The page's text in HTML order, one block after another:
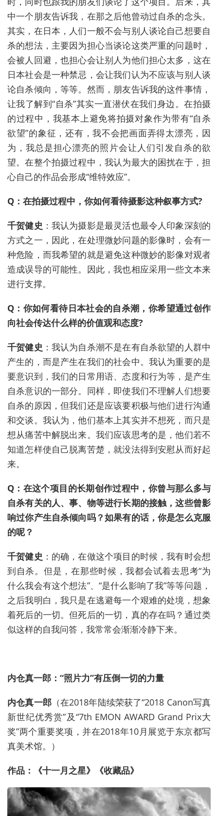
中一个朋友告诉我，在那之后他曾动过自杀的念头。
其实，在日本，人们一般不会与别人谈论自己想要自
杀的想法，主要因为担心当谈论这类严重的问题时，
会被人回避，也担心会让别人为他们担心太多，这在
日本社会是一种禁忌，会让我们认为不应该与别人谈
论自杀倾向，等等。然而，朋友告诉我的这件事情，
让我了解到“自杀”其实一直潜伏在我们身边。在拍摄
的过程中，我基本上避免将拍摄对象作为带有“自杀
欲望”的象征，还有，我不会把画面弄得太漂亮，因
为，我总是担心漂亮的照片会让人们引发自杀的欲
望。在整个拍摄过程中，我认为最大的困扰在于，担
心自己的作品会形成“维特效应”。
Q：在拍摄过程中，你如何看待摄影这种叙事方式?
千贺健史 ：我认为摄影是最灵活也最令人印象深刻的
方式之一，因此，在处理微妙问题的影像时，会有一
种危险，而我希望的就是避免这种微妙的影像对观者
造成误导的可能性。因此，我也相应采用一些文本来
进行支撑。
Q：你如何看待日本社会的自杀潮，你希望通过创作
向社会传达什么样的价值观和态度?
千贺健史 ：我认为自杀潮不是在有自杀欲望的人群中
产生的，而是产生在我们的社会中。我认为重要的是
要意识到，我们的日常用语、态度和行为等，是产生
自杀意识的一部分。同样，即使我们不理解人们想要
自杀的原因，但我们还是应该要积极与他们进行沟通
和交谈。我认为，他们基本上其实并不想死，而只是
想从痛苦中解脱出来。我们应该思考的是，他们若不
知道怎样使自己脱离苦楚，就没法得到安慰从而好起
来。
Q：在这个项目的长期创作过程中，你曾与那么多与
自杀有关的人、事、物等进行长期的接触，这些曾影
响过你产生自杀倾向吗？如果有的话，你是怎么克服
的呢？
千贺健史 ：的确，在做这个项目的时候，我有时会想
到自杀。但是，在那些时候，我都会试着去思考“为
什么我会有这个想法”、“是什么影响了我”等等问题，
之后我明白，我只是在逃避每一个艰难的处境，想象
着死后的一切。但死后的一切，真的存在吗？通过类
似这样的自我问答，我常常会渐渐冷静下来。
内仓真一郎：“照片力”有压倒一切的力量
内仓真一郎（在2018年陆续荣获了“2018 Canon写真
新世纪优秀赏”及“7th EMON AWARD Grand Prix大
奖”两个重要奖项，并在2018年10月展览于东京都写
真美术馆。）
作品：《十一月之星》《收藏品》